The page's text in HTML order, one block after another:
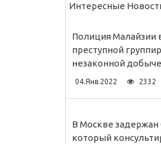
Интересные
Полиция Малайзии
преступной
незаконной
04.Янв.2022 2332
В Москве задержан
который